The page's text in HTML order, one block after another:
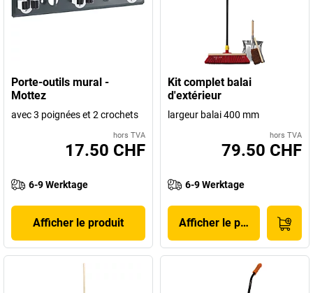
Porte-outils mural -
Mottez
avec 3 poignées et 2 crochets
hors TVA
17.50 CHF
6-9 Werktage
Afficher le produit
Kit complet balai
d'extérieur
largeur balai 400 mm
hors TVA
79.50 CHF
6-9 Werktage
Afficher le produit